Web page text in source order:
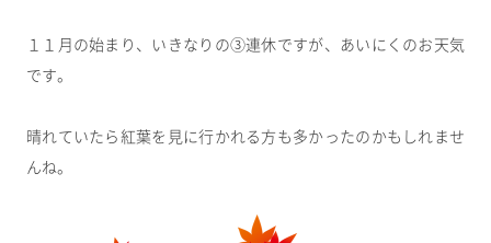
１１月の始まり、いきなりの③連休ですが、あいにくのお天気
です。
晴れていたら紅葉を見に行かれる方も多かったのかもしれませ
んね。